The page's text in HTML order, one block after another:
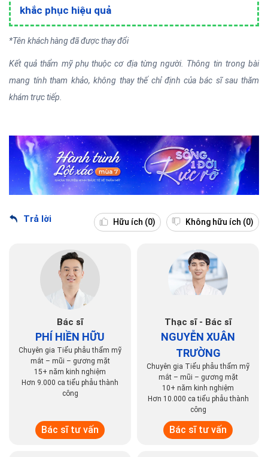
khắc phục hiệu quả
*Tên khách hàng đã được thay đổi
Kết quả thẩm mỹ phụ thuộc cơ địa từng người. Thông tin trong bài
mang tính tham khảo, không thay thế chỉ định của bác sĩ sau thăm
khám trực tiếp.
Trả lời Hữu ích (0) Không hữu ích (0)
Bác sĩ
PHÍ HIỀN HỮU
Chuyên gia Tiểu phẫu thẩm mỹ
mắt – mũi – gương mặt
15+ năm kinh nghiệm
Hơn 9.000 ca tiểu phẫu thành
công
Bác sĩ tư vấn
Thạc sĩ - Bác sĩ
NGUYỄN XUÂN
TRƯỜNG
Chuyên gia Tiểu phẫu thẩm mỹ
mắt – mũi – gương mặt
10+ năm kinh nghiệm
Hơn 10.000 ca tiểu phẫu thành
công
Bác sĩ tư vấn